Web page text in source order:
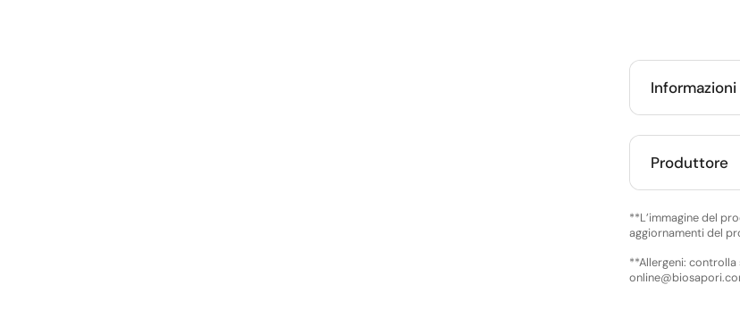
Produttore
**L’immagine del
aggiornamenti del
**Allergeni: controlla